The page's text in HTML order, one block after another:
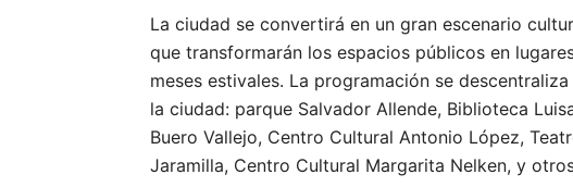
La ciudad se convertirá en un gran escenario
que transformarán los espacios públicos en
meses estivales. La programación se
la ciudad: parque Salvador Allende, Biblioteca
Buero Vallejo, Centro Cultural Antonio López,
Jaramilla, Centro Cultural Margarita Nelken, y